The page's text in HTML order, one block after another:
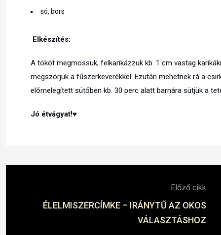
só, bors
Elkészítés:
A tököt megmossuk, felkarikázzuk kb. 1 cm vastag
megszórjuk a fűszerkeverékkel. Ezután mehetnek rá a
előmelegített sütőben kb. 30 perc alatt barnára sütjük a
Jó étvágyat!♥
Előző cikk
ÉLELMISZERCÍMKE – IRÁNYTŰ AZ OKOS
VÁLASZTÁSHOZ